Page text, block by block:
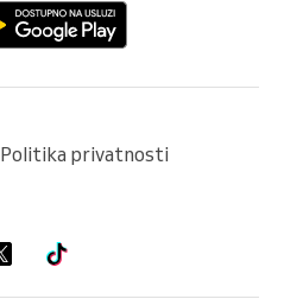
Politika privatnosti